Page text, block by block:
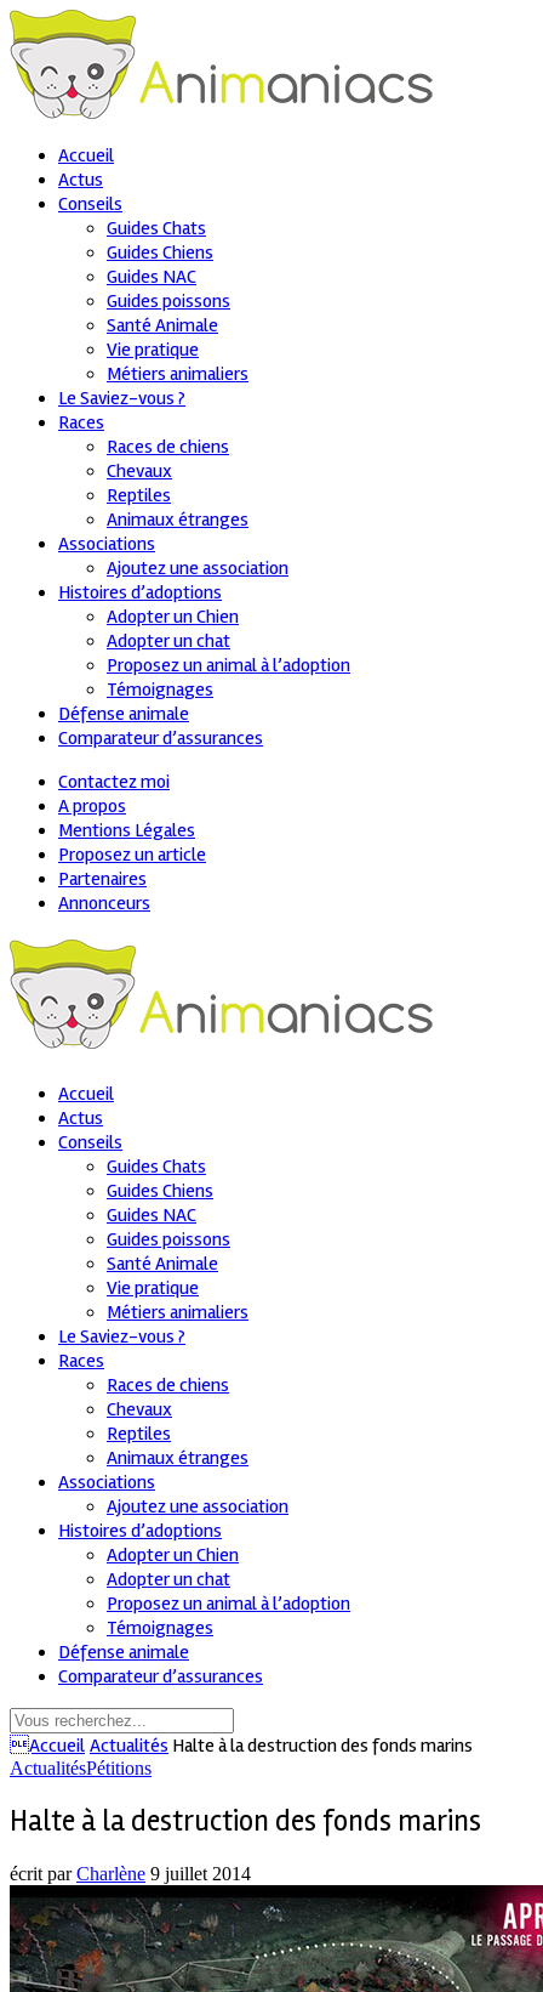
Accueil
Actus
Conseils
Guides Chats
Guides Chiens
Guides NAC
Guides poissons
Santé Animale
Vie pratique
Métiers animaliers
Le Saviez-vous ?
Races
Races de chiens
Chevaux
Reptiles
Animaux étranges
Associations
Ajoutez une association
Histoires d’adoptions
Adopter un Chien
Adopter un chat
Proposez un animal à l’adoption
Témoignages
Défense animale
Comparateur d’assurances
Contactez moi
A propos
Mentions Légales
Proposez un article
Partenaires
Annonceurs
Accueil
Actus
Conseils
Guides Chats
Guides Chiens
Guides NAC
Guides poissons
Santé Animale
Vie pratique
Métiers animaliers
Le Saviez-vous ?
Races
Races de chiens
Chevaux
Reptiles
Animaux étranges
Associations
Ajoutez une association
Histoires d’adoptions
Adopter un Chien
Adopter un chat
Proposez un animal à l’adoption
Témoignages
Défense animale
Comparateur d’assurances
Accueil Actualités Halte à la destruction des fonds marins
ActualitésPétitions
Halte à la destruction des fonds marins
écrit parCharlène 9 juillet 2014